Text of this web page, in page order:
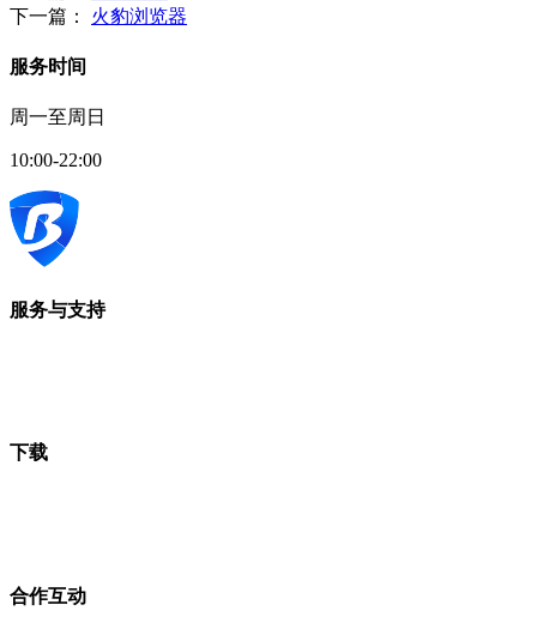
下一篇： 火豹浏览器
服务时间
周一至周日
10:00-22:00
服务与支持
下载
合作互动